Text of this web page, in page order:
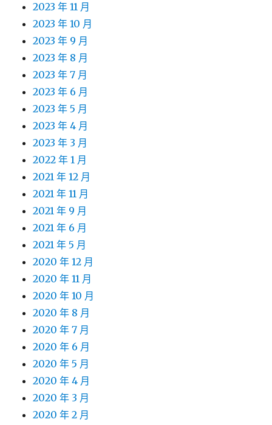
2023 年 11 月
2023 年 10 月
2023 年 9 月
2023 年 8 月
2023 年 7 月
2023 年 6 月
2023 年 5 月
2023 年 4 月
2023 年 3 月
2022 年 1 月
2021 年 12 月
2021 年 11 月
2021 年 9 月
2021 年 6 月
2021 年 5 月
2020 年 12 月
2020 年 11 月
2020 年 10 月
2020 年 8 月
2020 年 7 月
2020 年 6 月
2020 年 5 月
2020 年 4 月
2020 年 3 月
2020 年 2 月